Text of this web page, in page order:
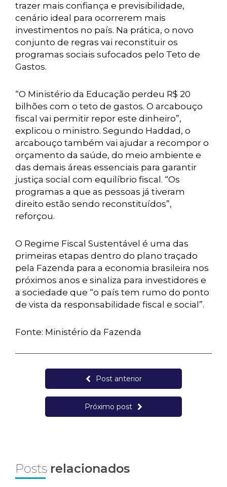
trazer mais confiança e previsibilidade,
cenário ideal para ocorrerem mais
investimentos no país. Na prática, o novo
conjunto de regras vai reconstituir os
programas sociais sufocados pelo Teto de
Gastos.
“O Ministério da Educação perdeu R$ 20
bilhões com o teto de gastos. O arcabouço
fiscal vai permitir repor este dinheiro”,
explicou o ministro. Segundo Haddad, o
arcabouço também vai ajudar a recompor o
orçamento da saúde, do meio ambiente e
das demais áreas essenciais para garantir
justiça social com equilíbrio fiscal. “Os
programas a que as pessoas já tiveram
direito estão sendo reconstituídos”,
reforçou.
O Regime Fiscal Sustentável é uma das
primeiras etapas dentro do plano traçado
pela Fazenda para a economia brasileira nos
próximos anos e sinaliza para investidores e
a sociedade que “o país tem rumo do ponto
de vista da responsabilidade fiscal e social”.
Fonte: Ministério da Fazenda
Post anterior
Próximo post
Posts relacionados